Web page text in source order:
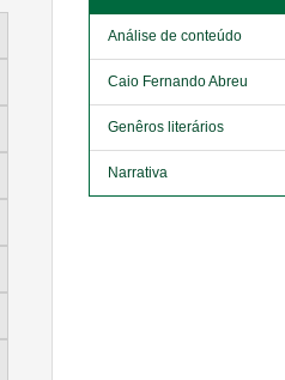
Análise de conteúdo
Caio Fernando Abreu
Genêros literários
Narrativa